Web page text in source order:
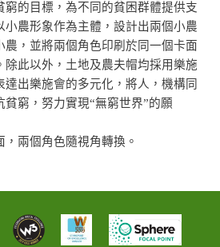
窮的目標，為不同的貧困群體提供支
小農形象作為主體，設計出兩個小農
農，並將兩個角色印刷於同一個卡面
除此以外，土地及農夫帽均採用樂施
出樂施會的多元化，將人，機構同
貧窮，努力實現“無窮世界”的願
兩個角色隨視角轉換。